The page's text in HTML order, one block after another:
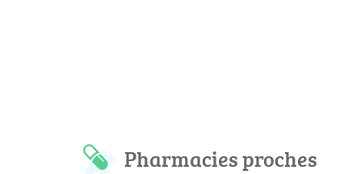
Pharmacies proches